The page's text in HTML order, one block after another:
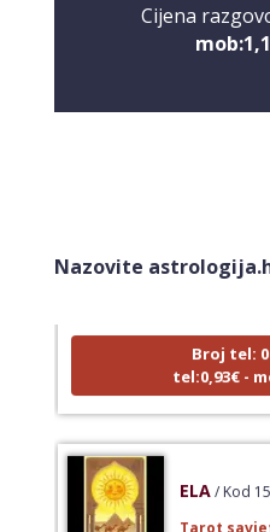
Cijena
Nazovite
Broj tel:
tel:0,93€ -